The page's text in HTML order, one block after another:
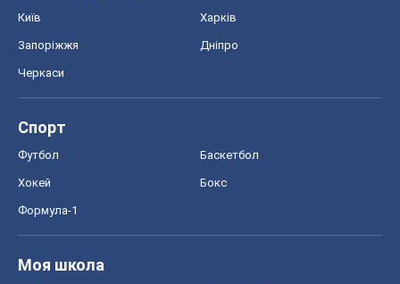
Київ Харків
Запоріжжя Дніпро
Черкаси
Спорт
Футбол Баскетбол
Хокей Бокс
Формула-1
Моя школа